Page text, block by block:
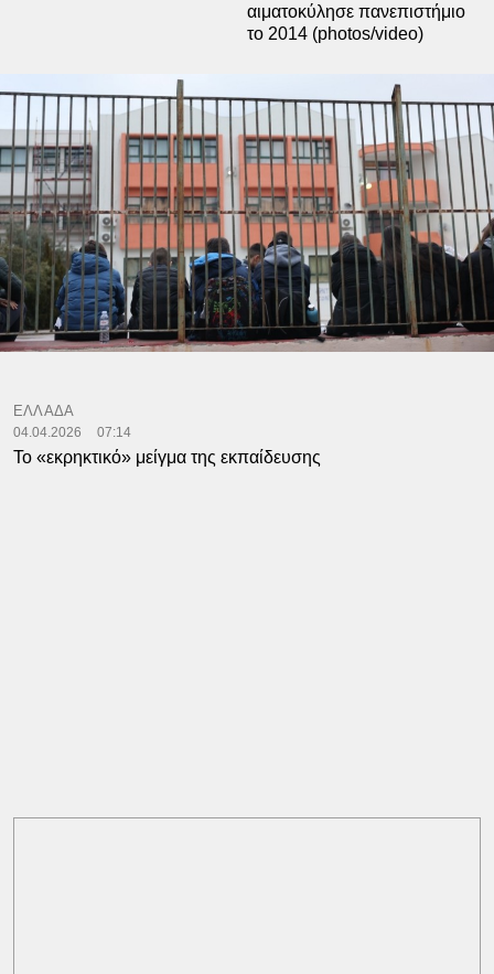
αιματοκύλησε πανεπιστήμιο
το 2014 (photos/video)
ΕΛΛΑΔΑ
04.04.2026 07:14
Το «εκρηκτικό» μείγμα της εκπαίδευσης